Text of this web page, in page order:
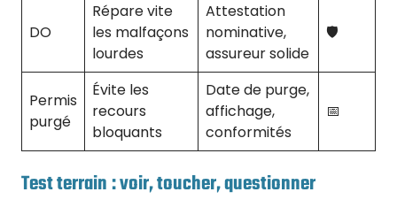
DO
Répare vite
les malfaçons
lourdes
Attestation
nominative,
assureur solide
🛡️
Permis
purgé
Évite les
recours
bloquants
Date de purge,
affichage,
conformités
📅
Test terrain : voir, toucher, questionner